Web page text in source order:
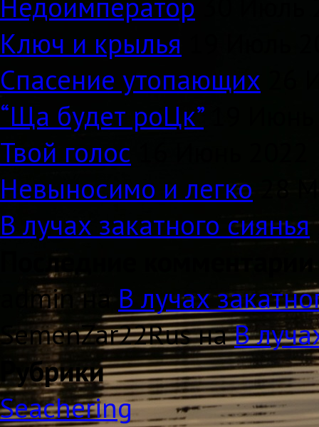
Ключ и крылья
Спасение утопающих
“Ща будет роЦк”
Твой голос
Невыносимо и легко
28
В лучах закатного сиянья
Последние комментарии
admin на В лучах
SemenZar22Rus наВ
Рубрики
Seachering